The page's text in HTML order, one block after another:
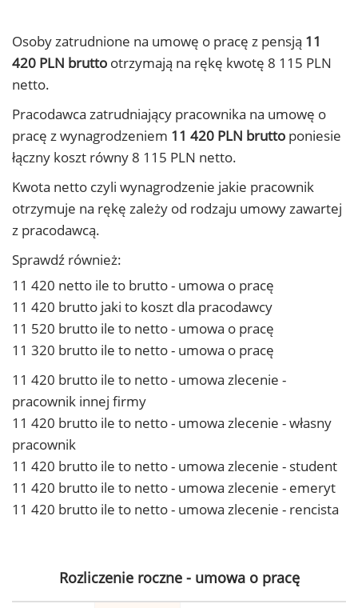
Osoby zatrudnione na umowę o pracę z pensją 11
420 PLN brutto otrzymają na rękę kwotę 8 115 PLN
netto.
Pracodawca zatrudniający pracownika na umowę o
pracę z wynagrodzeniem 11 420 PLN brutto poniesie
łączny koszt równy 8 115 PLN netto.
Kwota netto czyli wynagrodzenie jakie pracownik
otrzymuje na rękę zależy od rodzaju umowy zawartej
z pracodawcą.
Sprawdź również:
11 420 netto ile to brutto - umowa o pracę
11 420 brutto jaki to koszt dla pracodawcy
11 520 brutto ile to netto - umowa o pracę
11 320 brutto ile to netto - umowa o pracę
11 420 brutto ile to netto - umowa zlecenie -
pracownik innej firmy
11 420 brutto ile to netto - umowa zlecenie - własny
pracownik
11 420 brutto ile to netto - umowa zlecenie - student
11 420 brutto ile to netto - umowa zlecenie - emeryt
11 420 brutto ile to netto - umowa zlecenie - rencista
Rozliczenie roczne - umowa o pracę